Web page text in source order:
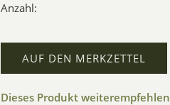
Anzahl:
AUF DEN MERKZETTEL
Dieses Produkt weiterempfehlen